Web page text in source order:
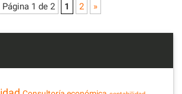
Página 1 de 2 1 2 »